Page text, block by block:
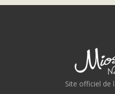
Site officiel de